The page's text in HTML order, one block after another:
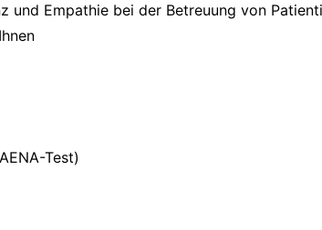
und Empathie bei der Betreuung von
Test)